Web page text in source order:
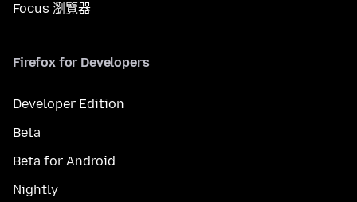
Focus 瀏覽器
Firefox for Developers
Developer Edition
Beta
Beta for Android
Nightly